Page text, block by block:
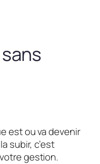
est ou va devenir
subir, c’est
gestion.